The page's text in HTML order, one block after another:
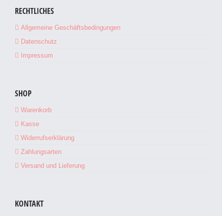
RECHTLICHES
Allgemeine Geschäftsbedingungen
Datenschutz
Impressum
SHOP
Warenkorb
Kasse
Widerrufserklärung
Zahlungsarten
Versand und Lieferung
KONTAKT